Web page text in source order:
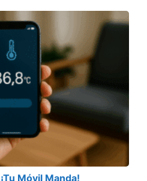
Móvil Manda!